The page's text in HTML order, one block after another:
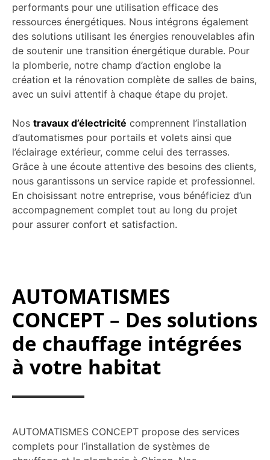
performants pour une utilisation efficace des
ressources énergétiques. Nous intégrons également
des solutions utilisant les énergies renouvelables afin
de soutenir une transition énergétique durable. Pour
la plomberie, notre champ d’action englobe la
création et la rénovation complète de salles de bains,
avec un suivi attentif à chaque étape du projet.
Nos travaux d’électricité comprennent l’installation
d’automatismes pour portails et volets ainsi que
l’éclairage extérieur, comme celui des terrasses.
Grâce à une écoute attentive des besoins des clients,
nous garantissons un service rapide et professionnel.
En choisissant notre entreprise, vous bénéficiez d’un
accompagnement complet tout au long du projet
pour assurer confort et satisfaction.
AUTOMATISMES
CONCEPT – Des solutions
de chauffage intégrées
à votre habitat
AUTOMATISMES CONCEPT propose des services
complets pour l’installation de systèmes de